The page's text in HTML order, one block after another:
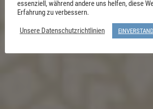
essenziell, während andere uns helfen, diese
Erfahrung zu verbessern.
Unsere Datenschutzrichtlinien